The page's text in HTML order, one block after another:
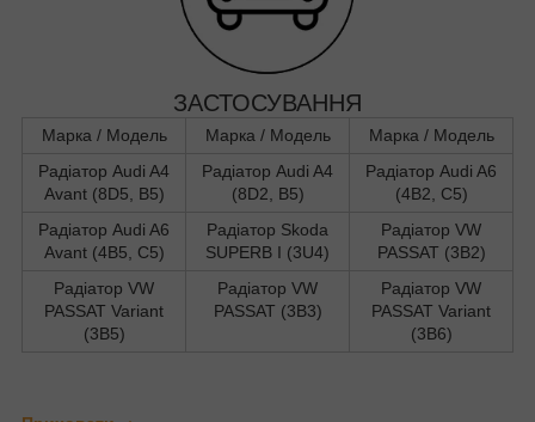
ЗАСТОСУВАННЯ
Марка / Модель Марка / Модель
Марка / Модель
Радіатор Audi A4
Avant (8D5, B5)
Радіатор Audi A4
(8D2, B5)
Радіатор Audi A6
(4B2, C5)
Радіатор Audi A6
Avant (4B5, C5)
Радіатор Skoda
SUPERB I (3U4)
Радіатор VW
PASSAT (3B2)
Радіатор VW
PASSAT Variant
(3B5)
Радіатор VW
PASSAT (3B3)
Радіатор VW
PASSAT Variant
(3B6)